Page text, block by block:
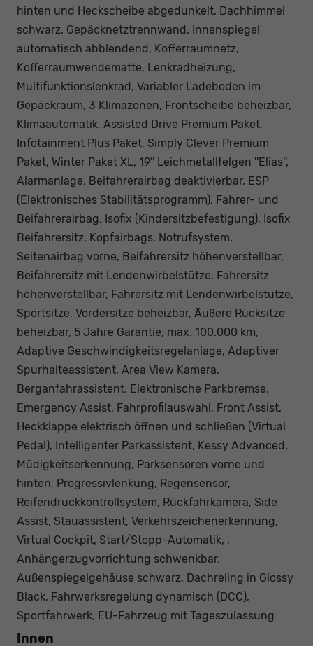
hinten und Heckscheibe abgedunkelt, Dachhimmel
schwarz, Gepäcknetztrennwand, Innenspiegel
automatisch abblendend, Kofferraumnetz,
Kofferraumwendematte, Lenkradheizung,
Multifunktionslenkrad, Variabler Ladeboden im
Gepäckraum, 3 Klimazonen, Frontscheibe beheizbar,
Klimaautomatik, Assisted Drive Premium Paket,
Infotainment Plus Paket, Simply Clever Premium
Paket, Winter Paket XL, 19'' Leichmetallfelgen ''Elias'',
Alarmanlage, Beifahrerairbag deaktivierbar, ESP
(Elektronisches Stabilitätsprogramm), Fahrer- und
Beifahrerairbag, Isofix (Kindersitzbefestigung), Isofix
Beifahrersitz, Kopfairbags, Notrufsystem,
Seitenairbag vorne, Beifahrersitz höhenverstellbar,
Beifahrersitz mit Lendenwirbelstütze, Fahrersitz
höhenverstellbar, Fahrersitz mit Lendenwirbelstütze,
Sportsitze, Vordersitze beheizbar, Äußere Rücksitze
beheizbar, 5 Jahre Garantie, max. 100.000 km,
Adaptive Geschwindigkeitsregelanlage, Adaptiver
Spurhalteassistent, Area View Kamera,
Berganfahrassistent, Elektronische Parkbremse,
Emergency Assist, Fahrprofilauswahl, Front Assist,
Heckklappe elektrisch öffnen und schließen (Virtual
Pedal), Intelligenter Parkassistent, Kessy Advanced,
Müdigkeitserkennung, Parksensoren vorne und
hinten, Progressivlenkung, Regensensor,
Reifendruckkontrollsystem, Rückfahrkamera, Side
Assist, Stauassistent, Verkehrszeichenerkennung,
Virtual Cockpit, Start/Stopp-Automatik, ,
Anhängerzugvorrichtung schwenkbar,
Außenspiegelgehäuse schwarz, Dachreling in Glossy
Black, Fahrwerksregelung dynamisch (DCC),
Sportfahrwerk, EU-Fahrzeug mit Tageszulassung
Innen